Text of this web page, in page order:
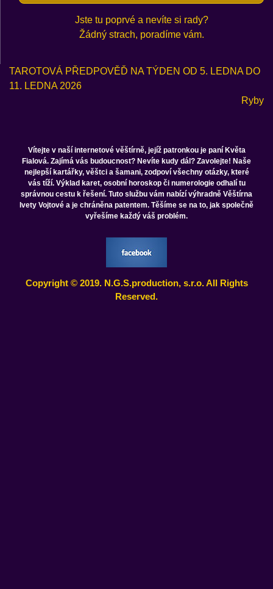
Jste tu poprvé a nevíte si rady?
Žádný strach, poradíme vám.
TAROTOVÁ PŘEDPOVĚĎ NA TÝDEN OD 5. LEDNA DO
11. LEDNA 2026
Ryby
Vítejte v naší internetové věštírně, jejíž patronkou je paní Květa
Fialová. Zajímá vás budoucnost? Nevíte kudy dál? Zavolejte! Naše
nejlepší kartářky, věštci a šamani, zodpoví všechny otázky, které
vás tíží. Výklad karet, osobní horoskop či numerologie odhalí tu
správnou cestu k řešení. Tuto službu vám nabízí výhradně Věštírna
Ivety Vojtové a je chráněna patentem. Těšíme se na to, jak společně
vyřešíme každý váš problém.
Copyright © 2019. N.G.S.production, s.r.o. All Rights
Reserved.